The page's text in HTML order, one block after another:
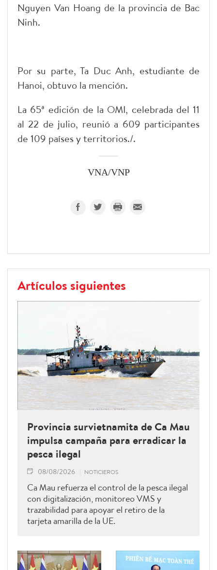
Nguyen Van Hoang de la provincia de Bac
Ninh.
Por su parte, Ta Duc Anh, estudiante de
Hanoi, obtuvo la mención.
La 65ª edición de la OMI, celebrada del 11
al 22 de julio, reunió a 609 participantes
de 109 países y territorios./.
VNA/VNP
Artículos siguientes
Provincia survietnamita de Ca Mau
impulsa campaña para erradicar la
pesca ilegal
08/08/2026 NOTICIEROS
Ca Mau refuerza el control de la pesca ilegal
con digitalización, monitoreo VMS y
trazabilidad para apoyar el retiro de la
tarjeta amarilla de la UE.